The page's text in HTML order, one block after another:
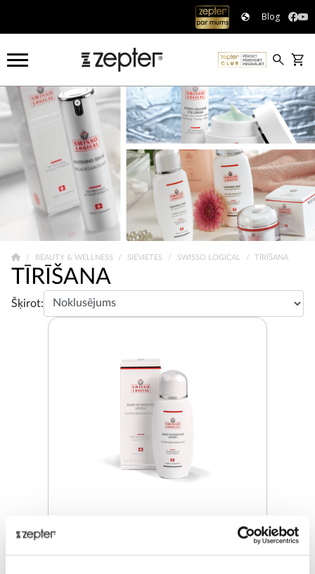
Blog
BEAUTY & WELLNESS SIEVIETES SWISSO LOGICAL TĪRĪŠANA
TĪRĪŠANA
Šķirot: